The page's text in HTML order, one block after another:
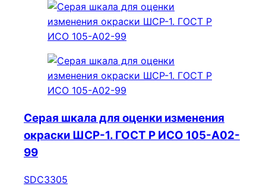
Серая шкала для оценки изменения
окраски ШСР-1. ГОСТ Р ИСО 105-A02-
99
SDC3305